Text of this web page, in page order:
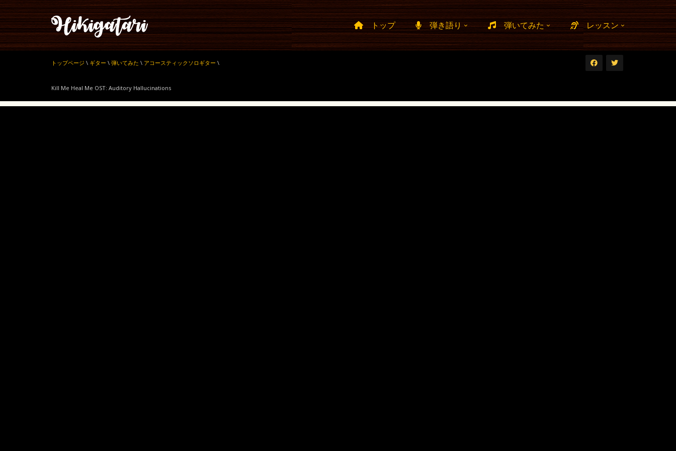
トップ 弾き語り 弾いてみた レッスン
トップページ \ ギター \ 弾いてみた \ アコースティックソロギター \
Kill Me Heal Me OST: Auditory Hallucinations